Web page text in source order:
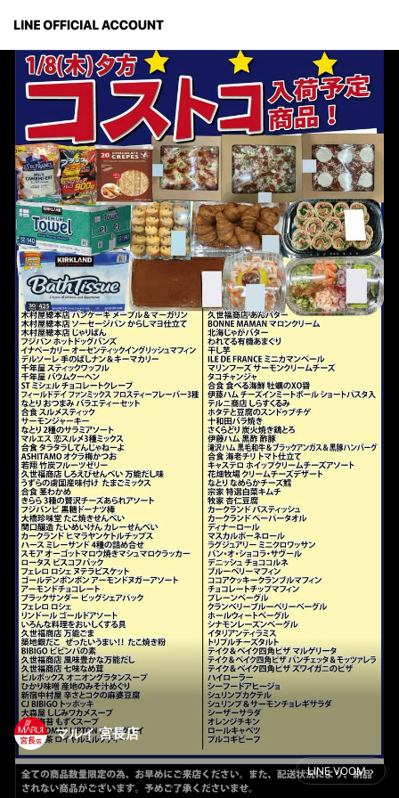
マルイ 宮長店
LINE VOOM